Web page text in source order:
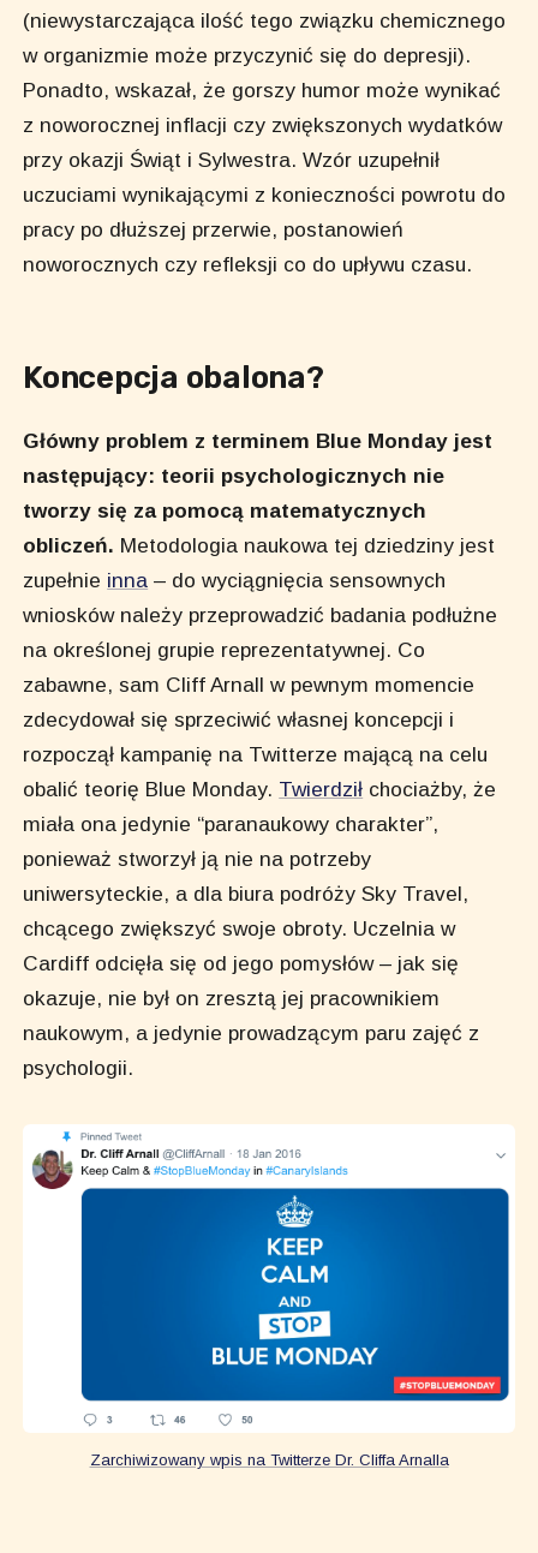
(niewystarczająca ilość tego związku chemicznego
w organizmie może przyczynić się do depresji).
Ponadto, wskazał, że gorszy humor może wynikać
z noworocznej inflacji czy zwiększonych wydatków
przy okazji Świąt i Sylwestra. Wzór uzupełnił
uczuciami wynikającymi z konieczności powrotu do
pracy po dłuższej przerwie, postanowień
noworocznych czy refleksji co do upływu czasu.
Koncepcja obalona?
Główny problem z terminem Blue Monday jest
następujący: teorii psychologicznych nie
tworzy się za pomocą matematycznych
obliczeń. Metodologia naukowa tej dziedziny jest
zupełnie inna – do wyciągnięcia sensownych
wniosków należy przeprowadzić badania podłużne
na określonej grupie reprezentatywnej. Co
zabawne, sam Cliff Arnall w pewnym momencie
zdecydował się sprzeciwić własnej koncepcji i
rozpoczął kampanię na Twitterze mającą na celu
obalić teorię Blue Monday. Twierdził chociażby, że
miała ona jedynie “paranaukowy charakter”,
ponieważ stworzył ją nie na potrzeby
uniwersyteckie, a dla biura podróży Sky Travel,
chcącego zwiększyć swoje obroty. Uczelnia w
Cardiff odcięła się od jego pomysłów – jak się
okazuje, nie był on zresztą jej pracownikiem
naukowym, a jedynie prowadzącym paru zajęć z
psychologii.
Zarchiwizowany wpis na Twitterze Dr. Cliffa Arnalla